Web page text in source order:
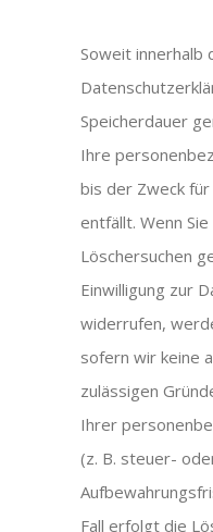
Soweit innerhalb
Speicherdauer
Ihre
bis der Zweck
entfällt. Wenn
Löschersuchen
Einwilligung zur
widerrufen,
sofern wir keine
zulässigen
Ihrer
(z. B. steuer-
Fall erfolgt die